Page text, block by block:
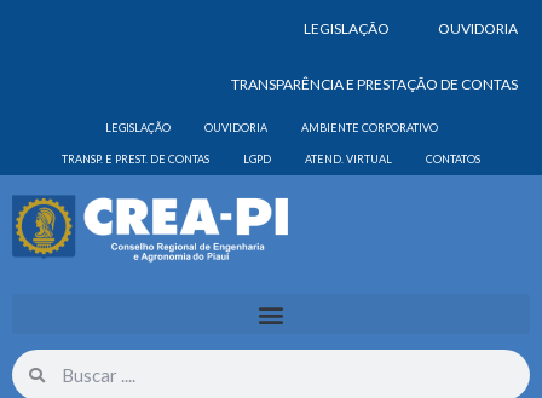
LEGISLAÇÃO OUVIDORIA
TRANSPARÊNCIA E PRESTAÇÃO DE CONTAS
LEGISLAÇÃO OUVIDORIA AMBIENTE CORPORATIVO
TRANSP. E PREST. DE CONTAS LGPD ATEND. VIRTUAL CONTATOS